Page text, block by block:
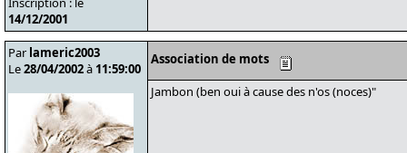
14/12/2001
Par lameric2003
Le28/04/2002à 11:59:00
Association de mots
Jambon (ben oui à cause des n'os (noces)"